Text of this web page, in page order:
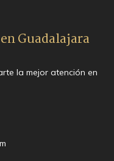
Guadalajara
la mejor atención en